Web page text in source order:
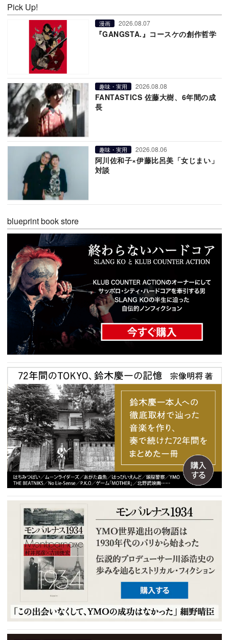
Pick Up!
漫画 2026.08.07
『GANGSTA.』コースケの創作哲学
趣味・実用 2026.08.08
FANTASTICS 佐藤大樹、6年間の成
長
趣味・実用 2026.08.06
阿川佐和子×伊藤比呂美「女じまい」
対談
blueprint book store